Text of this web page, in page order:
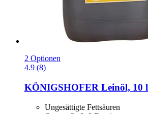
2 Optionen
4.9 (8)
KÖNIGSHOFER Leinöl, 10 l
Ungesättigte Fettsäuren